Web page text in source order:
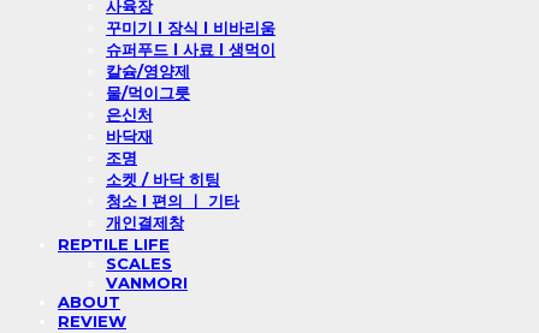
사육장
꾸미기 l 장식 l 비바리움
슈퍼푸드 l 사료 l 생먹이
칼슘/영양제
물/먹이그릇
은신처
바닥재
조명
소켓 / 바닥 히팅
청소 l 편의 ㅣ 기타
개인결제창
REPTILE LIFE
SCALES
VANMORI
ABOUT
REVIEW